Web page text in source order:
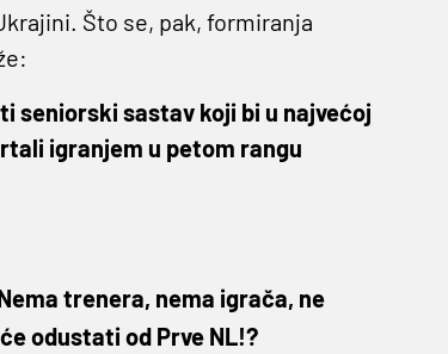
Što se, pak, formiranja
seniorski sastav koji bi u najvećoj
igranjem u petom rangu
trenera, nema igrača, ne
odustati od Prve NL!?